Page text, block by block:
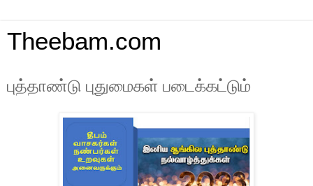
Theebam.com
புத்தாண்டு புதுமைகள் படைக்கட்டும்